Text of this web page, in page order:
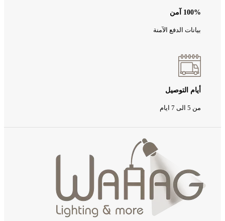
100% آمن
بيانات الدفع الآمنة
أيام التوصيل
من 5 الى 7 ايام